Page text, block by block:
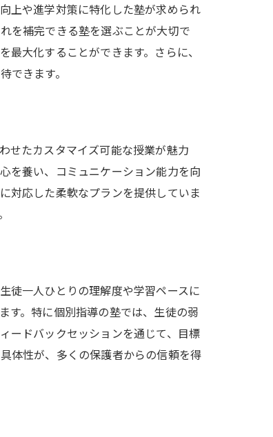
上や進学対策に特化した塾が求められ
を補完できる塾を選ぶことが大切で
大化することができます。さらに、
できます。
せたカスタマイズ可能な授業が魅力
を養い、コミュニケーション能力を向
対応した柔軟なプランを提供していま
徒一人ひとりの理解度や学習ペースに
す。特に個別指導の塾では、生徒の弱
ードバックセッションを通じて、目標
体性が、多くの保護者からの信頼を得